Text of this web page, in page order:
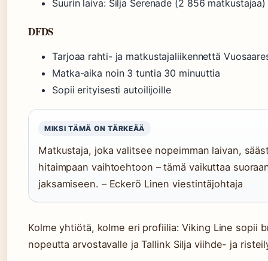
Suurin laiva: Silja Serenade (2 856 matkustajaa)
DFDS
Tarjoaa rahti- ja matkustajaliikennettä
Matka-aika noin 3 tuntia 30 minuuttia
Sopii erityisesti autoilijoille
MIKSI TÄMÄ ON TÄRKEÄÄ
Matkustaja, joka valitsee nopeimman laivan,
hitaimpaan vaihtoehtoon – tämä vaikuttaa
jaksamiseen. – Eckerö Linen viestintäjohtaja
Kolme yhtiötä, kolme eri profiilia: Viking Line sopii
nopeutta arvostavalle ja Tallink Silja viihde- ja